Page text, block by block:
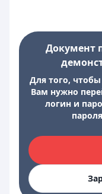
Документ
Для того,
Вам нужно
логин и